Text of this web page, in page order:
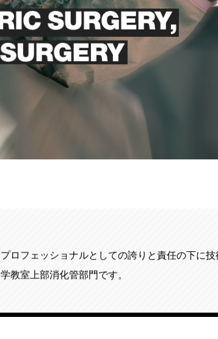
プロフェッショナルとしての誇りと責任の下に
学教室上部消化管部門です。